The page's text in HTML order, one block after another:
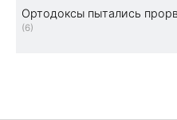
Ортодоксы пытались
(6)